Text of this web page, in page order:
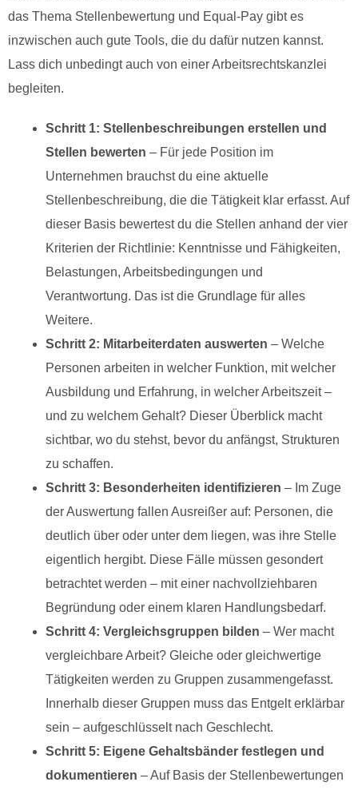
das Thema Stellenbewertung und Equal-Pay gibt es
inzwischen auch gute Tools, die du dafür nutzen kannst.
Lass dich unbedingt auch von einer Arbeitsrechtskanzlei
begleiten.
Schritt 1: Stellenbeschreibungen erstellen und
Stellen bewerten – Für jede Position im
Unternehmen brauchst du eine aktuelle
Stellenbeschreibung, die die Tätigkeit klar erfasst. Auf
dieser Basis bewertest du die Stellen anhand der vier
Kriterien der Richtlinie: Kenntnisse und Fähigkeiten,
Belastungen, Arbeitsbedingungen und
Verantwortung. Das ist die Grundlage für alles
Weitere.
Schritt 2: Mitarbeiterdaten auswerten – Welche
Personen arbeiten in welcher Funktion, mit welcher
Ausbildung und Erfahrung, in welcher Arbeitszeit –
und zu welchem Gehalt? Dieser Überblick macht
sichtbar, wo du stehst, bevor du anfängst, Strukturen
zu schaffen.
Schritt 3: Besonderheiten identifizieren – Im Zuge
der Auswertung fallen Ausreißer auf: Personen, die
deutlich über oder unter dem liegen, was ihre Stelle
eigentlich hergibt. Diese Fälle müssen gesondert
betrachtet werden – mit einer nachvollziehbaren
Begründung oder einem klaren Handlungsbedarf.
Schritt 4: Vergleichsgruppen bilden – Wer macht
vergleichbare Arbeit? Gleiche oder gleichwertige
Tätigkeiten werden zu Gruppen zusammengefasst.
Innerhalb dieser Gruppen muss das Entgelt erklärbar
sein – aufgeschlüsselt nach Geschlecht.
Schritt 5: Eigene Gehaltsbänder festlegen und
dokumentieren – Auf Basis der Stellenbewertungen